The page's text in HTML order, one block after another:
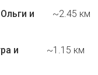
и
~2.45 км
и
~1.15 км